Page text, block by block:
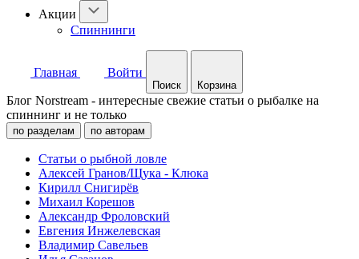
Акции
Спиннинги
Главная Войти
Поиск Корзина
Блог Norstream - интересные свежие статьи о рыбалке на
спиннинг и не только
по разделам по авторам
Статьи о рыбной ловле
Алексей Гранов/Щука - Клюка
Кирилл Снигирёв
Михаил Корешов
Александр Фроловский
Евгения Инжелевская
Владимир Савельев